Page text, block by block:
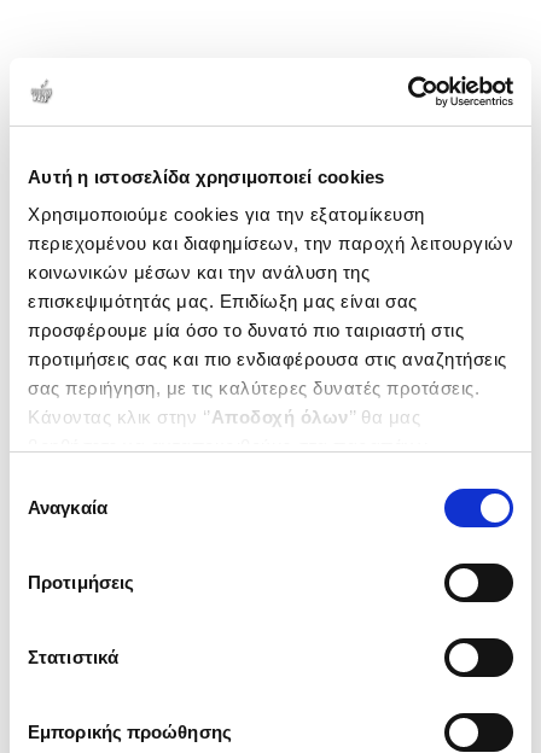
Αυτή η ιστοσελίδα χρησιμοποιεί cookies
Χρησιμοποιούμε cookies για την εξατομίκευση
περιεχομένου και διαφημίσεων, την παροχή λειτουργιών
κοινωνικών μέσων και την ανάλυση της
επισκεψιμότητάς μας. Επιδίωξη μας είναι σας
προσφέρουμε μία όσο το δυνατό πιο ταιριαστή στις
προτιμήσεις σας και πιο ενδιαφέρουσα στις αναζητήσεις
σας περιήγηση, με τις καλύτερες δυνατές προτάσεις.
Κάνοντας κλικ στην ‘’Αποδοχή όλων’’ θα μας
ενδιαφέρουν και να επιλέξετε από τα παρακάτω με την
΄΄και να ενημερωθείτε σχετικά με
συγκατάθεσης
Αναγκαία
Προτιμήσεις
Στατιστικά
Εμπορικής προώθησης